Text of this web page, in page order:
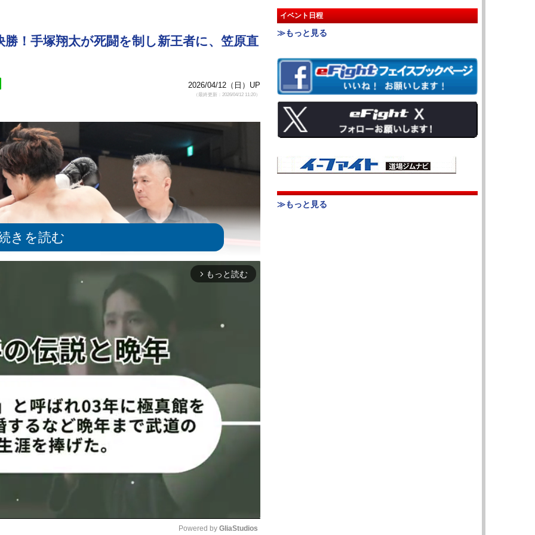
！手塚翔太が死闘を制し新王者に、笠原直
2026/04/12（日）UP
（最終更新：2026/04/12 11:20）
パートクラスルール3分3R延長無制限R
3位、第15代SB日本スーパーバンタム級王者）
arrow_forward_ios もっと読む
Powered by GliaStudios
イベント日程
≫もっと見る
≫もっと見る